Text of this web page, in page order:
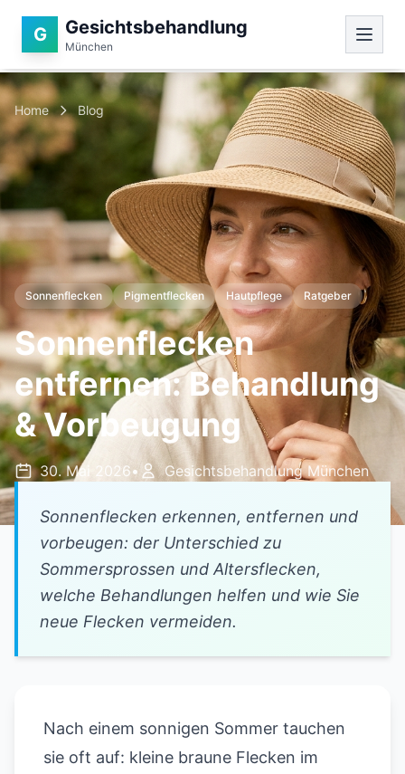
G Gesichtsbehandlung
München
Home Blog
Sonnenflecken Pigmentflecken Hautpflege Ratgeber
Sonnenflecken
entfernen: Behandlung
& Vorbeugung
30. Mai 2026• Gesichtsbehandlung München
Sonnenflecken erkennen, entfernen und
vorbeugen: der Unterschied zu
Sommersprossen und Altersflecken,
welche Behandlungen helfen und wie Sie
neue Flecken vermeiden.
Nach einem sonnigen Sommer tauchen
sie oft auf: kleine braune Flecken im